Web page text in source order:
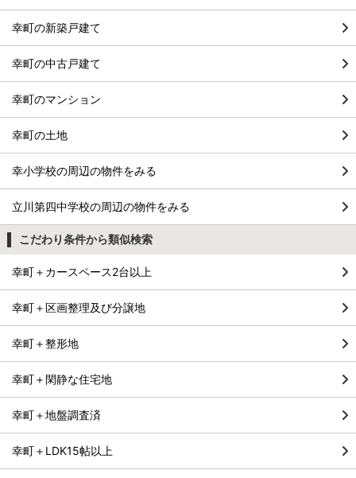
幸町の新築戸建て
幸町の中古戸建て
幸町のマンション
幸町の土地
幸小学校の周辺の物件をみる
立川第四中学校の周辺の物件をみる
こだわり条件から類似検索
幸町＋カースペース2台以上
幸町＋区画整理及び分譲地
幸町＋整形地
幸町＋閑静な住宅地
幸町＋地盤調査済
幸町＋LDK15帖以上